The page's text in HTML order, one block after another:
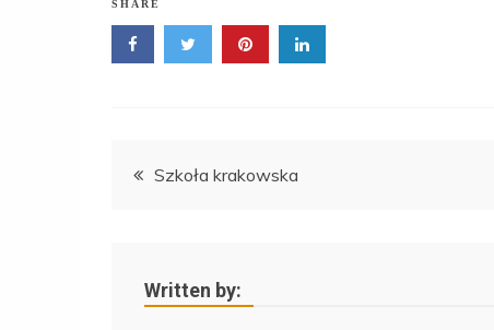
SHARE
Nawigacja
Szkoła krakowska
Written by: